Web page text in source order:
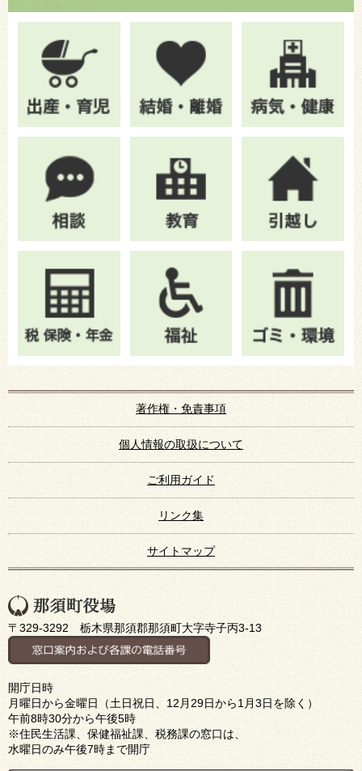
著作権・免責事項
個人情報の取扱について
ご利用ガイド
リンク集
サイトマップ
〒329-3292 栃木県那須郡那須町大字寺子丙3-13
開庁日時
月曜日から金曜日（土日祝日、12月29日から1月3日を除く）
午前8時30分から午後5時
※住民生活課、保健福祉課、税務課の窓口は、
水曜日のみ午後7時まで開庁